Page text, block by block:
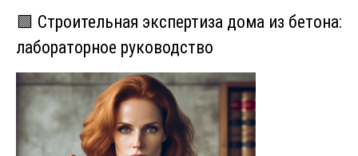
🟩 Строительная экспертиза дома из бетона:
лабораторное руководство